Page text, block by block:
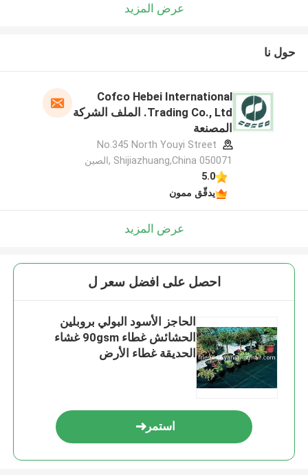
عرض المزيد
حول نا
Cofco Hebei International
Trading Co., Ltd. الملف الشركة
المصنعة
No.345 North Youyi Street
Shijiazhuang,China 050071 ,الصين
5.0
يدقّق ممون
عرض المزيد
احصل على افضل سعر ل
الحاجز الأسود البولي بروبلين
الحشائش غطاء 90gsm غشاء
الحديقة غطاء الأرض
استمر